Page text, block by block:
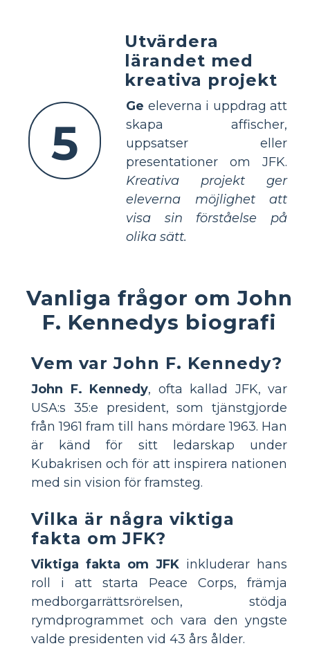
5
Utvärdera
lärandet med
kreativa projekt
Ge eleverna i uppdrag att
skapa affischer,
uppsatser eller
presentationer om JFK.
Kreativa projekt ger
eleverna möjlighet att
visa sin förståelse på
olika sätt.
Vanliga frågor om John
F. Kennedys biografi
Vem var John F. Kennedy?
John F. Kennedy, ofta kallad JFK, var
USA:s 35:e president, som tjänstgjorde
från 1961 fram till hans mördare 1963. Han
är känd för sitt ledarskap under
Kubakrisen och för att inspirera nationen
med sin vision för framsteg.
Vilka är några viktiga
fakta om JFK?
Viktiga fakta om JFK inkluderar hans
roll i att starta Peace Corps, främja
medborgarrättsrörelsen, stödja
rymdprogrammet och vara den yngste
valde presidenten vid 43 års ålder.